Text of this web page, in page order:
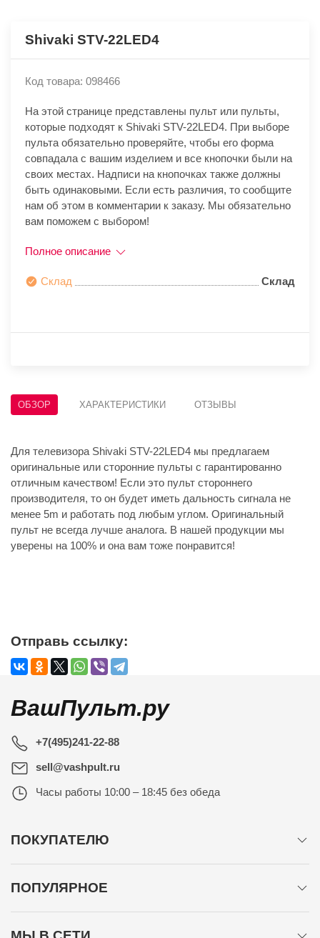
Shivaki STV-22LED4
Код товара: 098466
На этой странице представлены пульт или пульты,
которые подходят к Shivaki STV-22LED4. При выборе
пульта обязательно проверяйте, чтобы его форма
совпадала с вашим изделием и все кнопочки были на
своих местах. Надписи на кнопочках также должны
быть одинаковыми. Если есть различия, то сообщите
нам об этом в комментарии к заказу. Мы обязательно
вам поможем с выбором!
Полное описание
Склад Склад
ОБЗОР ХАРАКТЕРИСТИКИ ОТЗЫВЫ
Для телевизора Shivaki STV-22LED4 мы предлагаем
оригинальные или сторонние пульты с гарантированно
отличным качеством! Если это пульт стороннего
производителя, то он будет иметь дальность сигнала не
менее 5m и работать под любым углом. Оригинальный
пульт не всегда лучше аналога. В нашей продукции мы
уверены на 100% и она вам тоже понравится!
Отправь ссылку:
ВашПульт.ру
+7(495)241-22-88
sell@vashpult.ru
Часы работы 10:00 – 18:45 без обеда
ПОКУПАТЕЛЮ
ПОПУЛЯРНОЕ